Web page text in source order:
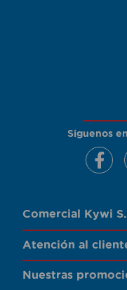
Siguenos
Comercial Kywi
Atención al
Nuestras